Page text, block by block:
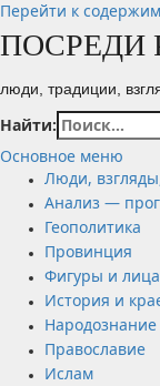
Перейти к
ПОСРЕДИ
люди, традиции,
Найти:
Основное меню
Люди,
Анализ —
Геополитика
Провинция
Фигуры и лица
История и
Народознание
Православие
Ислам